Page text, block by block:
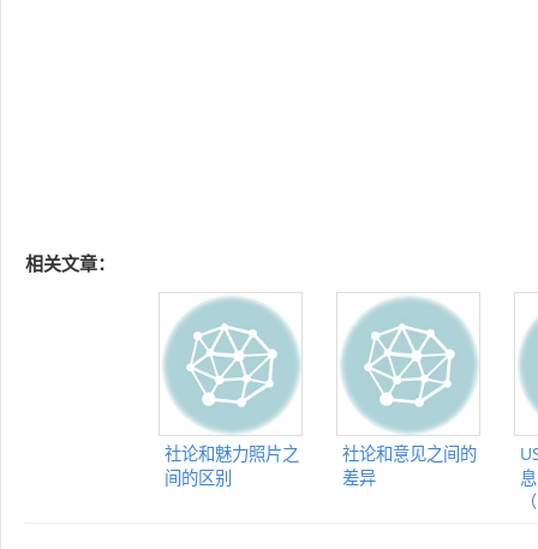
相关文章：
社论和魅力照片之
间的区别
社论和意见之间的
差异